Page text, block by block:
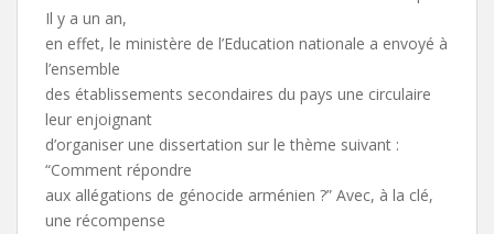
Il y a un an,
en effet, le ministère de l’Education nationale a envoyé à
l’ensemble
des établissements secondaires du pays une circulaire
leur enjoignant
d’organiser une dissertation sur le thème suivant :
“Comment répondre
aux allégations de génocide arménien ?” Avec, à la clé,
une récompense